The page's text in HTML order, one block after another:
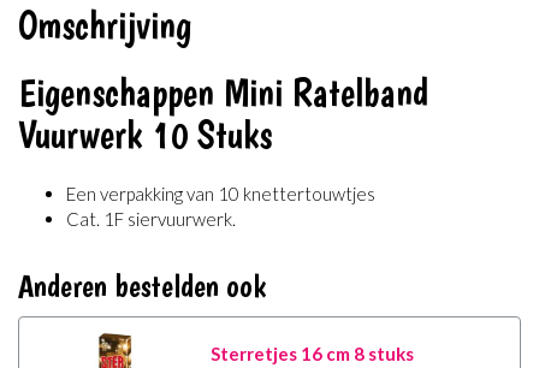
Omschrijving
Eigenschappen Mini Ratelband
Vuurwerk 10 Stuks
Een verpakking van 10 knettertouwtjes
Cat. 1F siervuurwerk.
Anderen bestelden ook
Sterretjes 16 cm 8 stuks